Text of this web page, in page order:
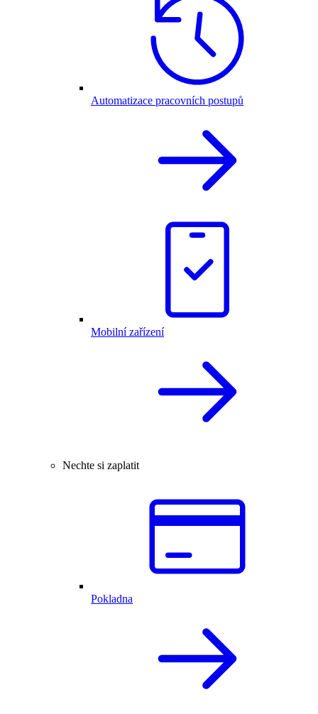
Automatizace pracovních postupů
Mobilní zařízení
Nechte si zaplatit
Pokladna